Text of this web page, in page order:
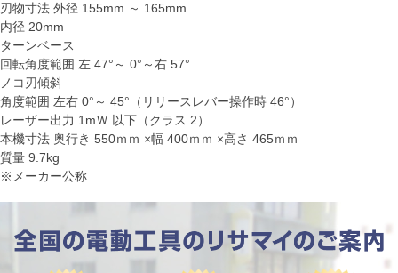
刃物寸法 外径 155mm ～ 165mm
内径 20mm
ターンベース
回転角度範囲 左 47°～ 0°～右 57°
ノコ刃傾斜
角度範囲 左右 0°～ 45°（リリースレバー操作時 46°）
レーザー出力 1mＷ 以下（クラス 2）
本機寸法 奥行き 550ｍｍ ×幅 400ｍｍ ×高さ 465ｍｍ
質量 9.7kg
※メーカー公称